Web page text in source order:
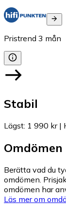
Pristrend 3 mån
Stabil
Lägst: 1 990 kr|
Omdömen
Berätta vad du
omdömen.
omdömen har
Läs mer om